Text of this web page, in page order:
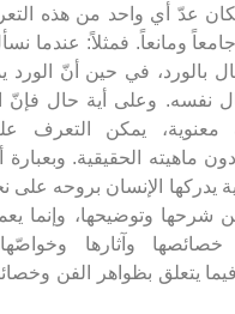
عدّ أي واحد من هذه
ومانعاً. فمثلاً: عندما
بالورد، في حين أنّ الورد
نفسه. وعلى أية حال فإنّ
معنوية، يمكن التعرف
ماهيته الحقيقية.
يدركها الإنسان بروحه على
شرحها وتوضيحها، وإنما
وآثارها وخواصّها
يتعلق بظواهر الفن